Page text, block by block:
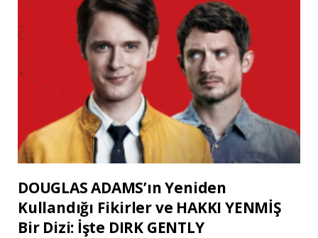
DOUGLAS ADAMS’ın Yeniden
Kullandığı Fikirler ve HAKKI YENMİŞ
Bir Dizi: İşte DIRK GENTLY